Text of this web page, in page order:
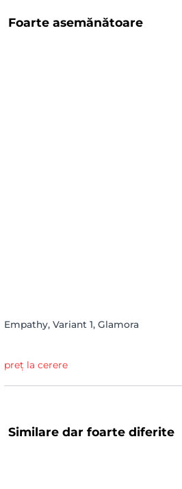
Foarte asemănătoare
Empathy, Variant 1, Glamora
preț la cerere
Similare dar foarte diferite